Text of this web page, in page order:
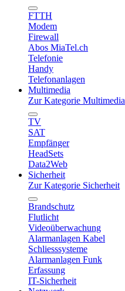
FTTH
Modem
Firewall
Abos MiaTel.ch
Telefonie
Handy
Telefonanlagen
Multimedia
Zur Kategorie Multimedia
TV
SAT
Empfänger
HeadSets
Data2Web
Sicherheit
Zur Kategorie Sicherheit
Brandschutz
Flutlicht
Videoüberwachung
Alarmanlagen Kabel
Schliesssysteme
Alarmanlagen Funk
Erfassung
IT-Sicherheit